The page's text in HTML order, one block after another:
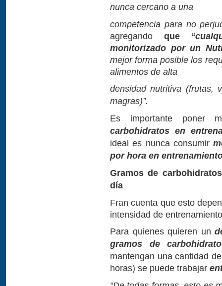
nunca cercano a una
competencia para no
agregando que
monitorizado por un
mejor forma posible los
alimentos de alta
densidad nutritiva (frutas,
magras)”.
Es importante poner
carbohidratos en
ideal es nunca consumir
por hora en
Gramos de
día
Fran cuenta que esto
intensidad de
Para quienes quieren un
gramos de
mantengan una cantidad
horas) se puede trabajar